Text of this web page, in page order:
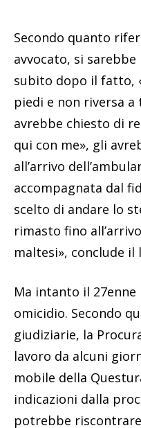
Secondo quanto
avvocato, si
subito dopo il fatto,
piedi e non riversa a
avrebbe chiesto di
qui con me», gli
all’arrivo
accompagnata dal
scelto di andare lo
rimasto fino
maltesi», conclude il
Ma intanto il 27enne
omicidio. Secondo
giudiziarie, la
lavoro da alcuni
mobile della
indicazioni dalla
potrebbe